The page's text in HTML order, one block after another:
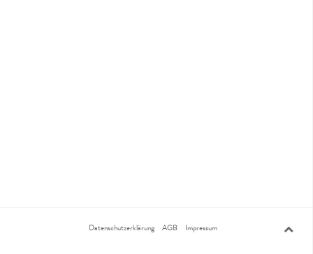
Datenschutzerklärung AGB Impressum